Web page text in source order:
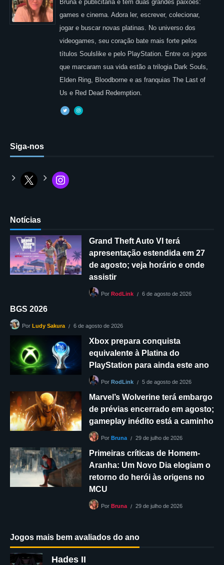
Bruna é publicitária e tem duas grandes paixões:
games e cinema. Adora ler, escrever, colecionar,
jogar e buscar novas platinas. No universo dos
videogames, seu coração bate mais forte pelos
títulos Soulslike e pelo PlayStation. Entre os jogos
que marcaram sua vida estão a trilogia Dark Souls,
Elden Ring, Bloodborne e as franquias The Last of
Us e Red Dead Redemption.
Siga-nos
Notícias
Grand Theft Auto VI terá
apresentação estendida em 27
de agosto; veja horário e onde
assistir
Por RodLink 6 de agosto de 2026
BGS 2026
Por Ludy Sakura 6 de agosto de 2026
Xbox prepara conquista
equivalente à Platina do
PlayStation para ainda este ano
Por RodLink 5 de agosto de 2026
Marvel’s Wolverine terá embargo
de prévias encerrado em agosto;
gameplay inédito está a caminho
Por Bruna 29 de julho de 2026
Primeiras críticas de Homem-
Aranha: Um Novo Dia elogiam o
retorno do herói às origens no
MCU
Por Bruna 29 de julho de 2026
Jogos mais bem avaliados do ano
Hades II